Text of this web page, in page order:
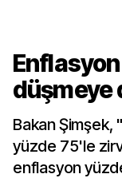
Enflasyon
düşmeye
Bakan Şimşek,
yüzde 75'le
enflasyon